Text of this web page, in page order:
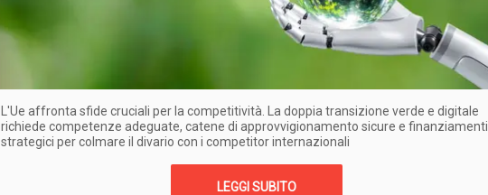
L'Ue affronta sfide cruciali per la competitività. La doppia transizione verde e digitale
richiede competenze adeguate, catene di approvvigionamento sicure e finanziamenti
strategici per colmare il divario con i competitor internazionali
LEGGI SUBITO